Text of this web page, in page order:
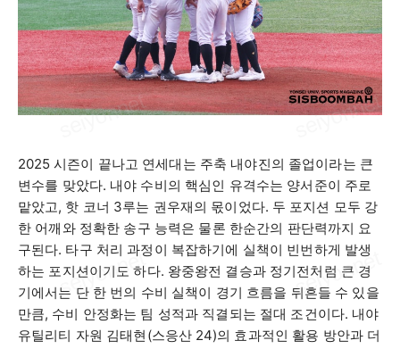
2025 시즌이 끝나고 연세대는 주축 내야진의 졸업이라는 큰
변수를 맞았다. 내야 수비의 핵심인 유격수는 양서준이 주로
맡았고, 핫 코너 3루는 권우재의 몫이었다. 두 포지션 모두 강
한 어깨와 정확한 송구 능력은 물론 한순간의 판단력까지 요
구된다. 타구 처리 과정이 복잡하기에 실책이 빈번하게 발생
하는 포지션이기도 하다. 왕중왕전 결승과 정기전처럼 큰 경
기에서는 단 한 번의 수비 실책이 경기 흐름을 뒤흔들 수 있을
만큼, 수비 안정화는 팀 성적과 직결되는 절대 조건이다. 내야
유틸리티 자원 김태현 (스응산 24)의 효과적인 활용 방안과 더